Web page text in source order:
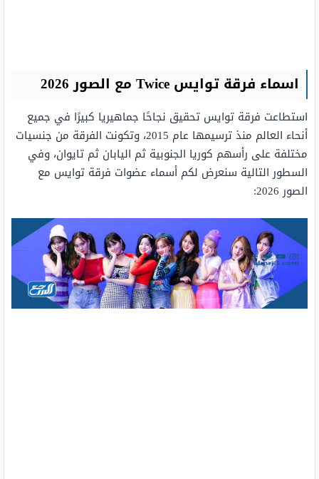
اسماء فرقة توايس Twice مع الصور 2026
استطاعت فرقة توايس تحقيق نجاحًا جماهيريا كبيرًا في جميع
أنحاء العالم منذ ترسيمها عام 2015، وتكونت الفرقة من جنسيات
مختلفة على رأسهم كوريا الجنوبية ثم اليابان ثم تايوان، وفي
السطور التالية سنعرض لكم أسماء عضوات فرقة توايس مع
الصور 2026: